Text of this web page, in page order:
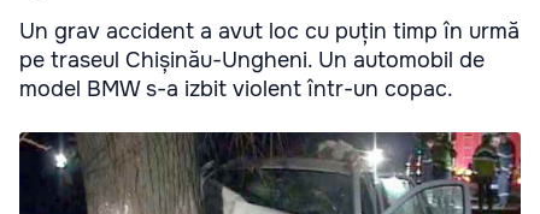
Un grav accident a avut loc cu puțin timp în urmă
pe traseul Chișinău-Ungheni. Un automobil de
model BMW s-a izbit violent într-un copac.